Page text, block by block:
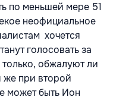
по меньшей мере 51
неофициальное
хочется
голосовать за
обжалуют ли
же при второй
может быть Ион